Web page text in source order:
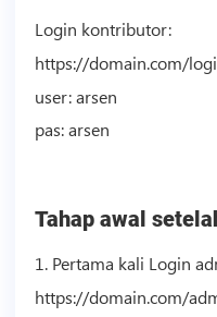
Login kontributor:
https://domain.com/
user: arsen
pas: arsen
Tahap awal
1. Pertama kali Login
https://domain.com/